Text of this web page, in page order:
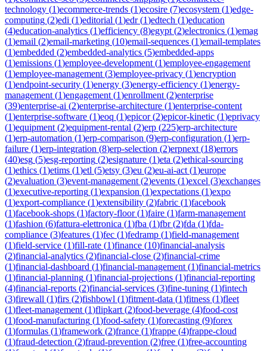
technology (1)ecommerce-trends (1)ecosire (7)ecosystem (1)edge-
computing (2)edi (1)editorial (1)edr(1)edtech (1)education
(4)education-analytics (1)efficiency (8)egypt (2)electronics (1)emag
(1)email (2)email-marketing (10)email-sequences (1)email-templates
(1)embedded (2)embedded-analytics (5)embedded-apps
(1)emissions (1)employee-development (1)employee-engagement
(1)employee-management (3)employee-privacy (1)encryption
(1)endpoint-security (1)energy (3)energy-efficiency (1)energy-
management (1)engagement (1)enrollment (2)enterprise
(39)enterprise-ai (2)enterprise-architecture (1)enterprise-content
(1)enterprise-software (1)eoq (1)epicor(2)epicor-kinetic (1)eprivacy
(1)equipment (2)equipment-rental (2)erp (225)erp-architecture
(1)erp-automation (1)erp-comparison (9)erp-configuration (1)erp-
failure (1)erp-integration (8)erp-selection (2)erpnext (18)errors
(40)esg (5)esg-reporting (2)esignature (1)eta (2)ethical-sourcing
(1)ethics (1)etims (1)etl (5)etsy (3)eu (2)eu-ai-act (1)europe
(2)evaluation (3)event-management (2)events (1)excel (3)exchanges
(1)executive-reporting (1)expansion (1)expectations (1)expo
(1)export-compliance (1)extensibility (2)fabric (1)facebook
(1)facebook-shops (1)factory-floor(1)faire (1)farm-management
(1)fashion (6)fattura-elettronica (1)fba (1)fbr(2)fda (1)fda-
compliance (3)features (1)fec (1)fedramp (1)field-management
(1)field-service (1)fill-rate (1)finance (10)financial-analysis
(2)financial-analytics (2)financial-close (2)financial-crime
(1)financial-dashboard (1)financial-management (1)financial-metrics
(1)financial-planning (1)financial-projections (1)financial-reporting
(4)financial-reports (2)financial-services (3)fine-tuning (1)fintech
(3)firewall (1)firs (2)fishbowl (1)fitment-data (1)fitness (1)fleet
(1)fleet-management (1)flipkart (2)food-beverage (4)food-cost
(1)food-manufacturing (1)food-safety (1)forecasting (9)forex
(1)formulas (1)framework (2)france (1)frappe (4)frappe-cloud
(1)fraud-detection (2)fraud-prevention (2)free (1)free-accounting